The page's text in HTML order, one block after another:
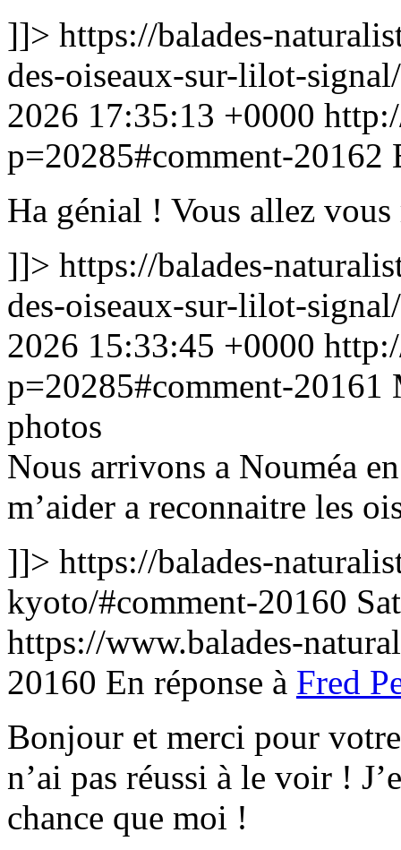
]]> https://balades-
des-oiseaux-sur-lilot-
2026 17:35:13 +0000
p=20285#comment-20162
Ha génial ! Vous allez
]]> https://balades-
des-oiseaux-sur-lilot-
2026 15:33:45 +0000
p=20285#comment-20161
photos
Nous arrivons a Nouméa
m’aider a reconnaitre les
]]> https://balades-
kyoto/#comment-20160
https://www.balades-
20160 En réponse à Fred
Bonjour et merci pour
n’ai pas réussi à le voir !
chance que moi !